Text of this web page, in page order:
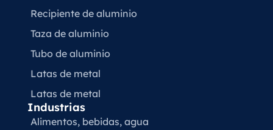
Recipiente de aluminio
Taza de aluminio
Tubo de aluminio
Latas de metal
Latas de metal
Industrias
Alimentos, bebidas, agua